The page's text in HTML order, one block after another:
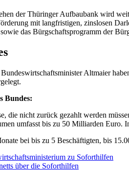
der Thüringer Aufbaubank wird
mit langfristigen, zinslosen
das Bürgschaftsprogramm der
Altmaier
Bundes:
die nicht zurück gezahlt werden
umfasst bis zu 50 Milliarden Euro.
bei bis zu 5 Beschäftigten, bis
zu Soforthilfen
über die Soforthilfen